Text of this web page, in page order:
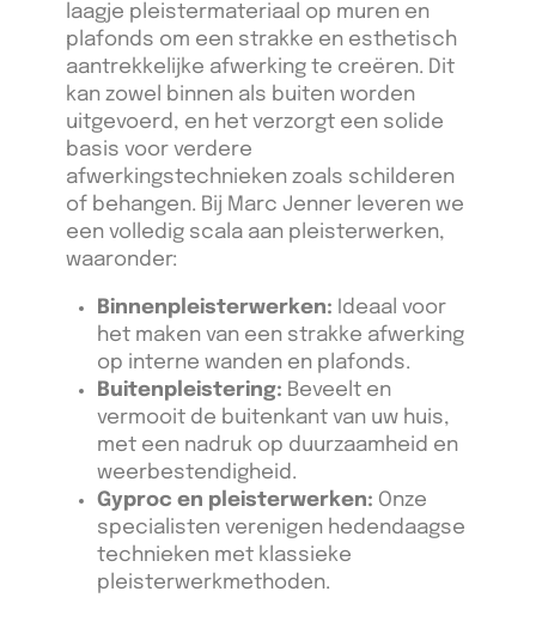
laagje pleistermateriaal op muren en
plafonds om een strakke en esthetisch
aantrekkelijke afwerking te creëren. Dit
kan zowel binnen als buiten worden
uitgevoerd, en het verzorgt een solide
basis voor verdere
afwerkingstechnieken zoals schilderen
of behangen. Bij Marc Jenner leveren we
een volledig scala aan pleisterwerken,
waaronder:
Binnenpleisterwerken: Ideaal voor
het maken van een strakke afwerking
op interne wanden en plafonds.
Buitenpleistering: Beveelt en
vermooit de buitenkant van uw huis,
met een nadruk op duurzaamheid en
weerbestendigheid.
Gyproc en pleisterwerken: Onze
specialisten verenigen hedendaagse
technieken met klassieke
pleisterwerkmethoden.